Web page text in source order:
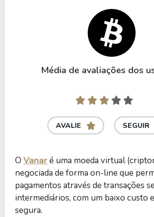
Média de avaliações dos
AVALIE SEGUIR
O Vanaré uma moeda virtual
negociada de forma on-line que
pagamentos através de transações
intermediários, com um baixo custo
segura.